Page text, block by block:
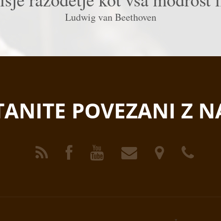
Ludwig van Beethoven
POVEZANI Z